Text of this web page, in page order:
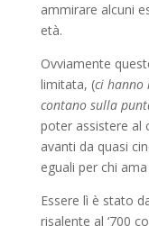
ammirare alcuni
età.
Ovviamente
limitata, (ci hanno
contano sulla
poter assistere al
avanti da quasi
eguali per chi
Essere lì è stato
risalente al ‘700